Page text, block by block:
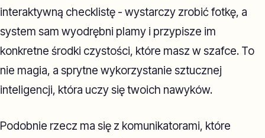
interaktywną checklistę - wystarczy zrobić fotkę, a
system sam wyodrębni plamy i przypisze im
konkretne środki czystości, które masz w szafce. To
nie magia, a sprytne wykorzystanie sztucznej
inteligencji, która uczy się twoich nawyków.
Podobnie rzecz ma się z komunikatorami, które